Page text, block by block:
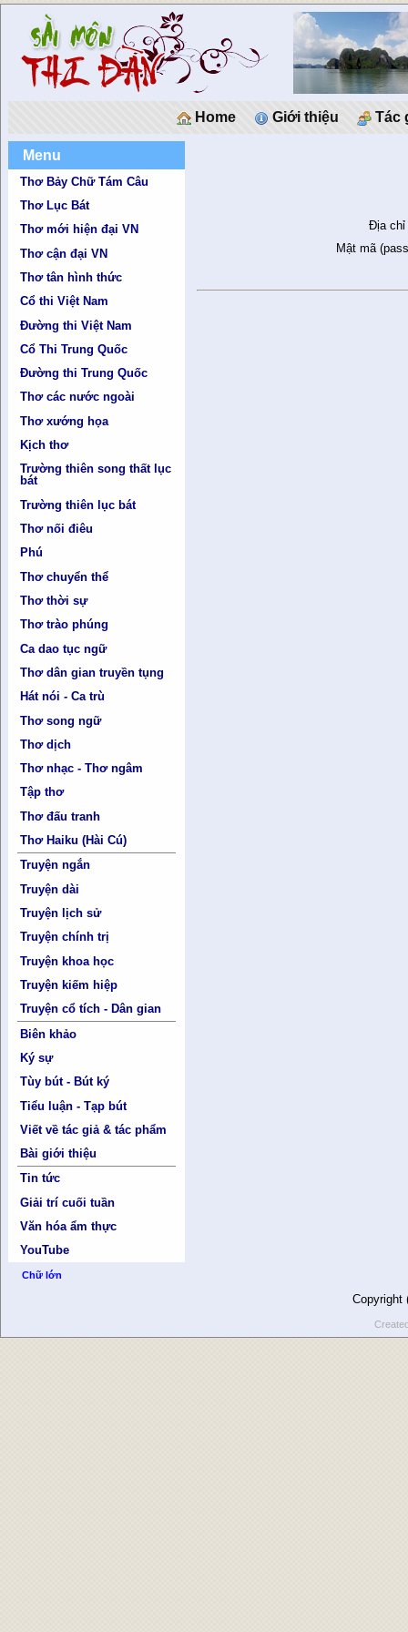
Home Giới thiệu Tác
Menu
Thơ Bảy Chữ Tám Câu
Thơ Lục Bát
Thơ mới hiện đại VN
Thơ cận đại VN
Thơ tân hình thức
Cổ thi Việt Nam
Đường thi Việt Nam
Cổ Thi Trung Quốc
Đường thi Trung Quốc
Thơ các nước ngoài
Thơ xướng họa
Kịch thơ
Trường thiên song thất lục
bát
Trường thiên lục bát
Thơ nối điêu
Phú
Thơ chuyển thể
Thơ thời sự
Thơ trào phúng
Ca dao tục ngữ
Thơ dân gian truyền tụng
Hát nói - Ca trù
Thơ song ngữ
Thơ dịch
Thơ nhạc - Thơ ngâm
Tập thơ
Thơ đấu tranh
Thơ Haiku (Hài Cú)
Truyện ngắn
Truyện dài
Truyện lịch sử
Truyện chính trị
Truyện khoa học
Truyện kiếm hiệp
Truyện cổ tích - Dân gian
Biên khảo
Ký sự
Tùy bút - Bút ký
Tiểu luận - Tạp bút
Viết về tác giả & tác phẩm
Bài giới thiệu
Tin tức
Giải trí cuối tuần
Văn hóa ẩm thực
YouTube
Chữ lớn
Địa chỉ
Mật mã
Copyright